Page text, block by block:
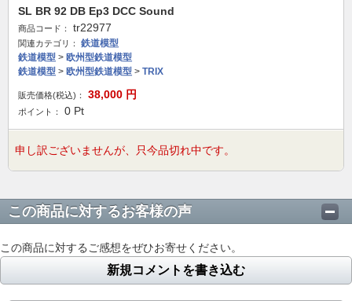
SL BR 92 DB Ep3 DCC Sound
商品コード： tr22977
関連カテゴリ：
鉄道模型
鉄道模型 > 欧州型鉄道模型
鉄道模型 > 欧州型鉄道模型 > TRIX
販売価格(税込)： 38,000 円
ポイント： 0 Pt
申し訳ございませんが、只今品切れ中です。
この商品に対するお客様の声
この商品に対するご感想をぜひお寄せください。
新規コメントを書き込む